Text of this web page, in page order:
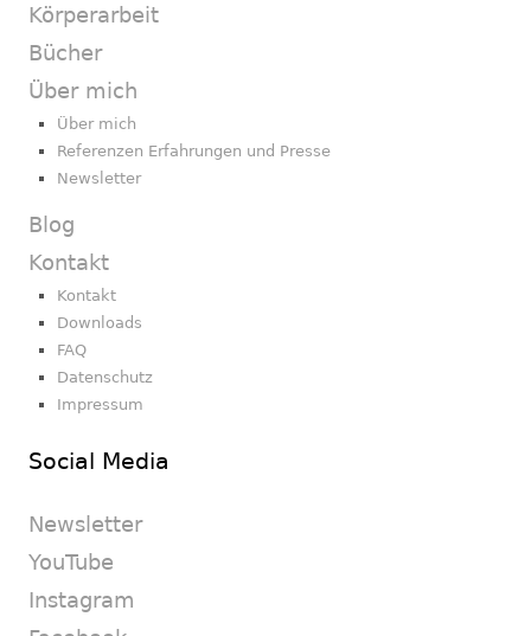
Körperarbeit
Bücher
Über mich
Über mich
Referenzen Erfahrungen und Presse
Newsletter
Blog
Kontakt
Kontakt
Downloads
FAQ
Datenschutz
Impressum
Social Media
Newsletter
YouTube
Instagram